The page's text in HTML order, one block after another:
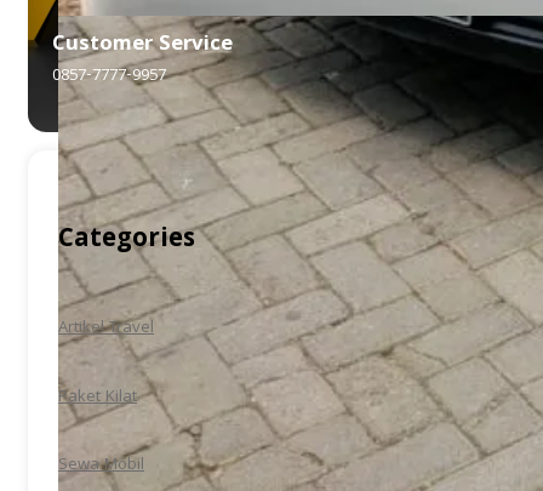
Customer Service
0857-7777-9957
Categories
Artikel Travel
Paket Kilat
Sewa Mobil